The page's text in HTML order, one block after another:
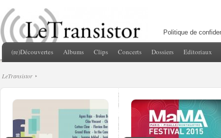
Politique de
(re)Découvertes Albums Clips Concerts Dossiers Editoriaux
LeTransistor